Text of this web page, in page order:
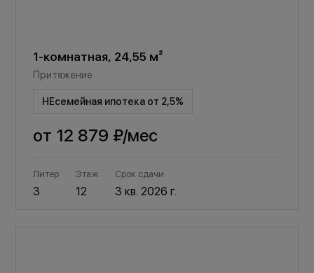
1-комнатная, 24,55 м²
Притяжение
НЕсемейная ипотека от 2,5%
от 12 879 ₽/мес
Литер
3
Этаж
12
Срок сдачи
3 кв. 2026 г.